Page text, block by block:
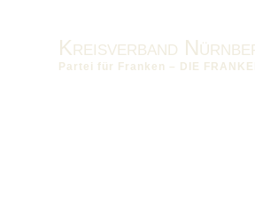
Kreisverband
Partei für Franken – DIE